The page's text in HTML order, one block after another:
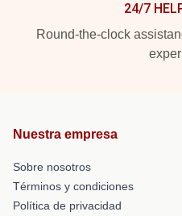
24/7
Round-the-clock
Nuestra empresa
Sobre nosotros
Términos y condiciones
Política de privacidad